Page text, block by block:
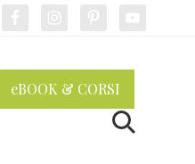
eBOOK & CORSI
Cerca